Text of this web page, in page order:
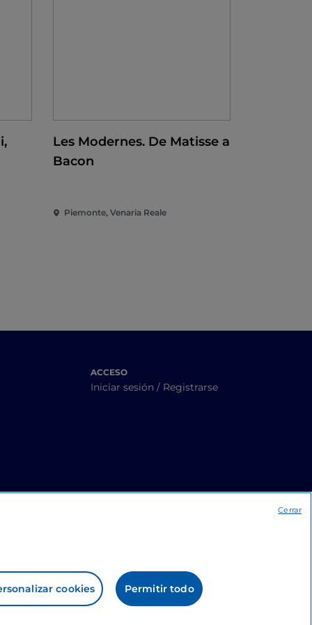
Les Modernes. De Matisse a
Bacon
Piemonte, Venaria Reale
ACCESO
Iniciar sesión / Registrarse
cookies Permitir todo
Cerrar